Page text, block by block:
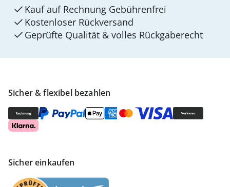
Sicher & flexibel bezahlen
Sicher einkaufen
Kauf auf Rechnung Gebührenfrei
Kostenloser Rückversand
Geprüfte Qualität & volles Rückgaberecht